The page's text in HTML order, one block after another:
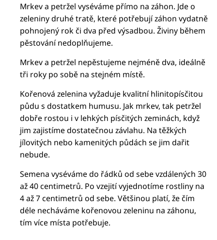
Mrkev a petržel vyséváme přímo na záhon. Jde o
zeleniny druhé tratě, které potřebují záhon vydatně
pohnojený rok či dva před výsadbou. Živiny během
pěstování nedoplňujeme.
Mrkev a petržel nepěstujeme nejméně dva, ideálně
tři roky po sobě na stejném místě.
Kořenová zelenina vyžaduje kvalitní hlinitopísčitou
půdu s dostatkem humusu. Jak mrkev, tak petržel
dobře rostou i v lehkých písčitých zeminách, když
jim zajistíme dostatečnou závlahu. Na těžkých
jílovitých nebo kamenitých půdách se jim dařit
nebude.
Semena vyséváme do řádků od sebe vzdálených 30
až 40 centimetrů. Po vzejití vyjednotíme rostliny na
4 až 7 centimetrů od sebe. Většinou platí, že čím
déle necháváme kořenovou zeleninu na záhonu,
tím více místa potřebuje.